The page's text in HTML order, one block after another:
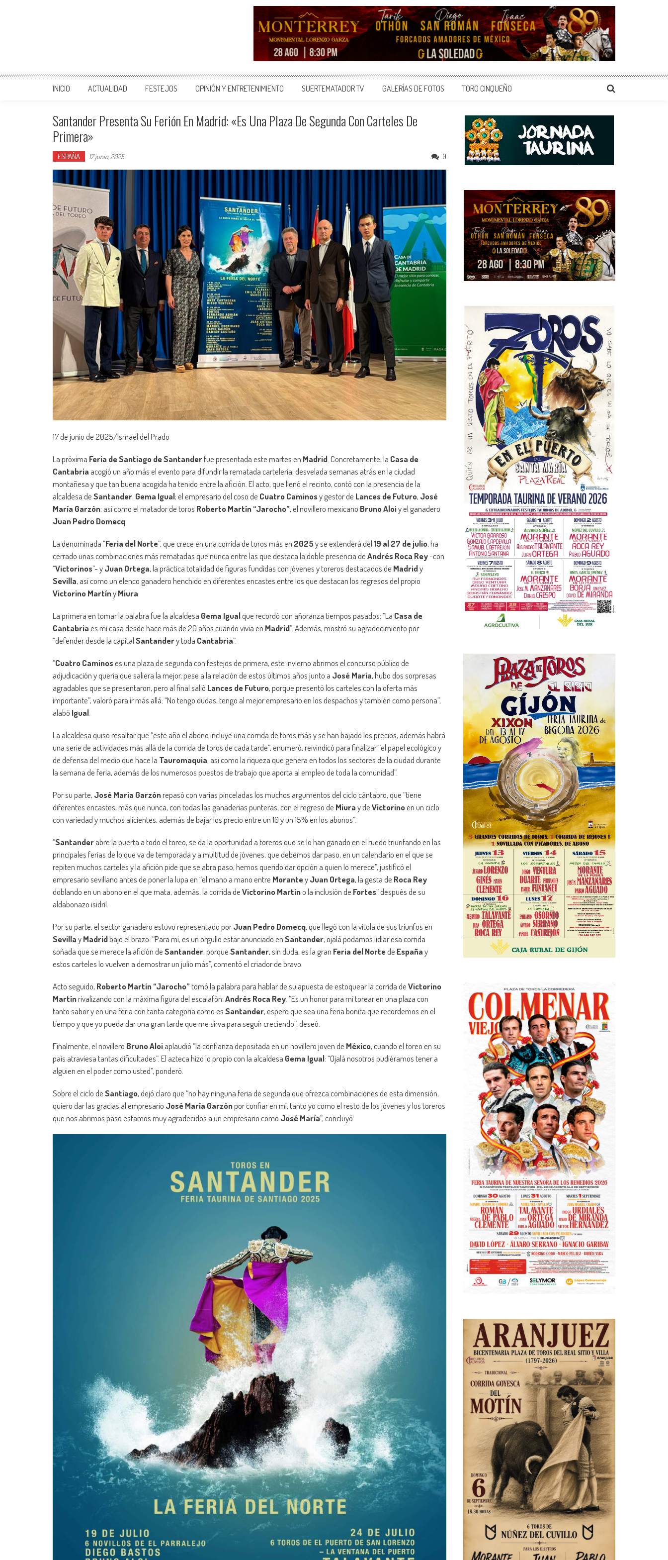
INICIO ACTUALIDAD FESTEJOS OPINIÓN Y ENTRETENIMIENTO SUERTEMATADOR TV GALERÍAS DE FOTOS TORO CINQUEÑO
Santander Presenta Su Ferión En Madrid: «Es Una Plaza De Segunda Con Carteles De
Primera»
ESPAÑA 17 junio, 2025 0
17 de junio de 2025/Ismael del Prado
La próxima Feria de Santiago de Santanderfue presentada este martes en Madrid . Concretamente, la Casa de
Cantabria acogió un año más el evento para difundir la rematada cartelería, desvelada semanas atrás en la ciudad
montañesa y que tan buena acogida ha tenido entre la afición. El acto, que llenó el recinto, contó con la presencia de la
alcaldesa deSantander, Gema Igual; el empresario del coso de Cuatro Caminosy gestor de Lances de Futuro, José
María Garzón; así como el matador de toros Roberto Martín “Jarocho”, el novillero mexicano Bruno Aloiy el ganadero
Juan Pedro Domecq
La denominada “Feria del Norte”, que crece en una corrida de toros más en 2025y se extenderá del19 al 27 de julio, ha
cerrado unas combinaciones más rematadas que nunca entre las que destaca la doble presencia deAndrés Roca Rey-con
“Victorinos”- yJuan Ortega, la práctica totalidad de figuras fundidas con jóvenes y toreros destacados de Madridy
Sevilla, así como un elenco ganadero henchido en diferentes encastes entre los que destacan los regresos del propio
Victorino MartínyMiura
La primera en tomar la palabra fue la alcaldesa Gema Igualque recordó con añoranza tiempos pasados: “La Casa de
Cantabriaes mi casa desde hace más de 20 años cuando vivía en Madrid”. Además, mostró su agradecimiento por
“defender desde la capitalSantandery toda Cantabria”.
“Cuatro Caminoses una plaza de segunda con festejos de primera, este invierno abrimos el concurso público de
adjudicación y quería que saliera la mejor, pese a la relación de estos últimos años junto a José María, hubo dos sorpresas
agradables que se presentaron, pero al final salió Lances de Futuro, porque presentó los carteles con la oferta más
importante”, valoró para ir más allá: “No tengo dudas, tengo al mejor empresario en los despachos y también como persona”,
alabó Igual
La alcaldesa quiso resaltar que “este año el abono incluye una corrida de toros más y se han bajado los precios, además habrá
una serie de actividades más allá de la corrida de toros de cada tarde”, enumeró, reivindicó para finalizar “el papel ecológico y
de defensa del medio que hace la Tauromaquia, así como la riqueza que genera en todos los sectores de la ciudad durante
la semana de feria, además de los numerosos puestos de trabajo que aporta al empleo de toda la comunidad”.
Por su parte, José María Garzónrepasó con varias pinceladas los muchos argumentos del ciclo cántabro, que “tiene
diferentes encastes, más que nunca, con todas las ganaderías punteras, con el regreso de Miuray deVictorinoen un ciclo
con variedad y muchos alicientes, además de bajar los precio entre un 10 y un 15% en los abonos”.
“Santanderabre la puerta a todo el toreo, se da la oportunidad a toreros que se lo han ganado en el ruedo triunfando en las
principales ferias de lo que va de temporada y a multitud de jóvenes, que debemos dar paso, en un calendario en el que se
repiten muchos carteles y la afición pide que se abra paso, hemos querido dar opción a quien lo merece”, justificó el
empresario sevillano antes de poner la lupa en “el mano a mano entre MoranteyJuan Ortega, la gesta de Roca Rey
doblando en un abono en el que mata, además, la corrida deVictorino Martíno la inclusión de Fortes” después de su
aldabonazo isidril.
Por su parte, el sector ganadero estuvo representado porJuan Pedro Domecq, que llegó con la vitola de sus triunfos en
SevillayMadridbajo el brazo: “Para mí, es un orgullo estar anunciado enSantander, ojalá podamos lidiar esa corrida
soñada que se merece la afición deSantander, porqueSantander, sin duda, es la gran Feria del Nortede Españay
estos carteles lo vuelven a demostrar un julio más”, comentó el criador de bravo.
Acto seguido, Roberto Martín “Jarocho”tomó la palabra para hablar de su apuesta de estoquear la corrida deVictorino
Martínrivalizando con la máxima figura del escalafón:Andrés Roca Rey . “Es un honor para mí torear en una plaza con
tanto sabor y en una feria con tanta categoría como esSantander, espero que sea una feria bonita que recordemos en el
tiempo y que yo pueda dar una gran tarde que me sirva para seguir creciendo”, deseó.
Finalmente, el novillero Bruno Aloiaplaudió “la confianza depositada en un novillero joven de México, cuando el toreo en su
país atraviesa tantas dificultades”. El azteca hizo lo propio con la alcaldesa Gema Igual: “Ojalá nosotros pudiéramos tener a
alguien en el poder como usted”, ponderó.
Sobre el ciclo deSantiago, dejó claro que “no hay ninguna feria de segunda que ofrezca combinaciones de esta dimensión,
quiero dar las gracias al empresario José María Garzónpor confiar en mí, tanto yo como el resto de los jóvenes y los toreros
que nos abrimos paso estamos muy agradecidos a un empresario como José María”, concluyó.